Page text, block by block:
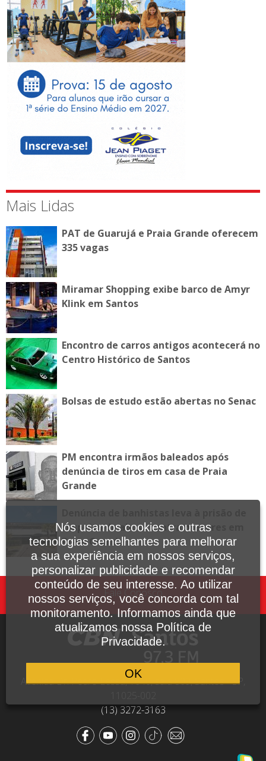
Mais Lidas
PAT de Guarujá e Praia Grande oferecem
335 vagas
Miramar Shopping exibe barco de Amyr
Klink em Santos
Encontro de carros antigos acontecerá no
Centro Histórico de Santos
Bolsas de estudo estão abertas no Senac
PM encontra irmãos baleados após
denúncia de tiros em casa de Praia
Grande
suspeito de abuso contra menores em
Praia Grande
Fale Conosco
Avenida Dr. Pedro Lessa, 1640, sala 809, Santos - SP,
(13) 3272-3163
Nós usamos cookies e outras
tecnologias semelhantes para melhorar
a sua experiência em nossos serviços,
personalizar publicidade e recomendar
conteúdo de seu interesse. Ao utilizar
nossos serviços, você concorda com tal
monitoramento. Informamos ainda que
atualizamos nossa Política de
Privacidade.
OK